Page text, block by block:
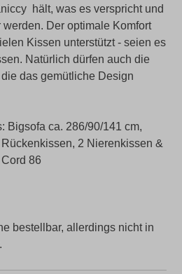
hält, was es verspricht und
werden. Der optimale Komfort
Kissen unterstützt - seien es
Natürlich dürfen auch die
das gemütliche Design
Bigsofa ca. 286/90/141 cm,
2 Nierenkissen &
86
bestellbar, allerdings nicht in